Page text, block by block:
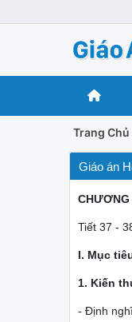
Trang Chủ
Giáo án
CHƯƠNG
Tiết 37 -
I. Mục
1. Kiến
- Định